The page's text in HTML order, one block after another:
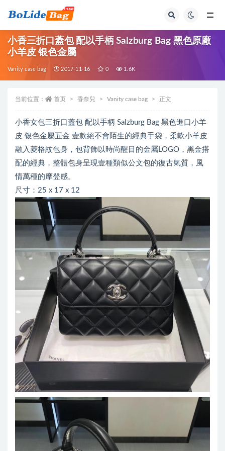
小香三折口蓋包 配以手柄 Salzburg Bag 黑色原廠
小羊皮 银色金屬
Vanity case bag 2017-11-16 0 1.6K
当前位置： 首页 香奈兒 Vanity case bag 正文
小香女包三折口蓋包 配以手柄 Salzburg Bag 黑色進口小羊
皮 银色金屬五金 壹款絕不會陌生的經典手袋，柔軟小羊皮
融入菱格紋包身，包背飾以時尚醒目的金屬LOGO，黑金搭
配的經典，整體包身呈現壹種類似公文包的復古氣質，風
情萬種的摩登感。
尺寸：25 x 17 x 12